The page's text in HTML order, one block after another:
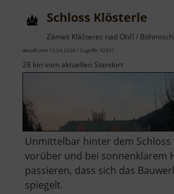
Schloss Klösterle
Zámek Klášterec nad Ohří /
aktuell vom 13.04.2026 / Zugriffe: 32601
28 km vom aktuellen Standort
Unmittelbar hinter dem Schloss
vorüber und bei sonnenklarem
passieren, dass sich das
spiegelt.